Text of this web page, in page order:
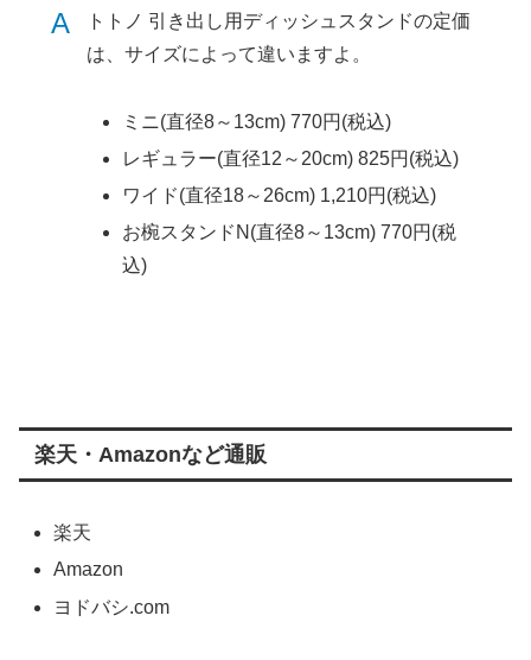
A
トトノ 引き出し用ディッシュスタンドの定価
は、サイズによって違いますよ。
ミニ(直径8～13cm) 770円(税込)
レギュラー(直径12～20cm) 825円(税込)
ワイド(直径18～26cm) 1,210円(税込)
お椀スタンドN(直径8～13cm) 770円(税
込)
楽天・Amazonなど通販
楽天
Amazon
ヨドバシ.com